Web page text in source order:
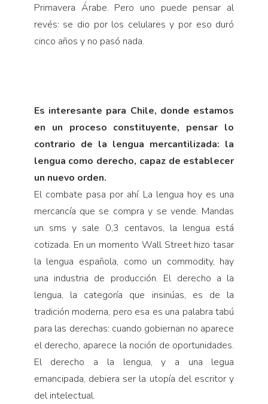
Primavera Árabe. Pero uno puede pensar al
revés: se dio por los celulares y por eso duró
cinco años y no pasó nada.
Es interesante para Chile, donde estamos
en un proceso constituyente, pensar lo
contrario de la lengua mercantilizada: la
lengua como derecho, capaz de establecer
un nuevo orden.
El combate pasa por ahí. La lengua hoy es una
mercancía que se compra y se vende. Mandas
un sms y sale 0,3 centavos, la lengua está
cotizada. En un momento Wall Street hizo tasar
la lengua española, como un commodity, hay
una industria de producción. El derecho a la
lengua, la categoría que insinúas, es de la
tradición moderna, pero esa es una palabra tabú
para las derechas: cuando gobiernan no aparece
el derecho, aparece la noción de oportunidades.
El derecho a la lengua, y a una legua
emancipada, debiera ser la utopía del escritor y
del intelectual.